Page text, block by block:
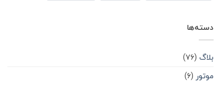
دسته‌ها
بلاگ (۷۶)
موتور (۶)